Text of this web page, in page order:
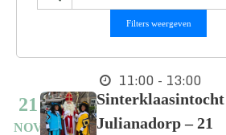
Filters weergeven
21
NOV
11:00 - 13:00
Sinterklaasintocht
Julianadorp – 21